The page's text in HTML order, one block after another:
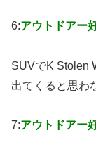
6:アウトドアー
SUVでK Stolen
出てくると思わ
7:アウトドアー